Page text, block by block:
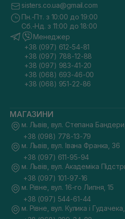
sisters.co.ua@gmail.com
Пн.-Пт. з 10:00 до 19:00
Сб.-Нд. з 11:00 до 18:00
Менеджер
+38 (097) 612-54-81
+38 (097) 788-12-88
+38 (097) 983-41-20
+38 (068) 693-46-00
+38 (068) 951-22-86
МАГАЗИНИ
м. Львів, вул. Степана
+38 (098) 778-13-79
м. Львів, вул. Івана Франка, 36
+38 (097) 611-95-94
м. Львів, вул. Академіка
+38 (097) 101-97-16
м. Рівне, вул. 16-го Липня, 15
+38 (097) 544-61-44
м. Рівне, вул. Кулика і